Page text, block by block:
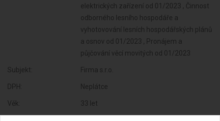
elektrických zařízení od 01/2023 , Činnost
odborného lesního hospodáře a
vyhotovování lesních hospodářských plánů
a osnov od 01/2023 , Pronájem a
půjčování věcí movitých od 01/2023
Subjekt: Firma s.r.o.
DPH: Neplátce
Věk: 33 let